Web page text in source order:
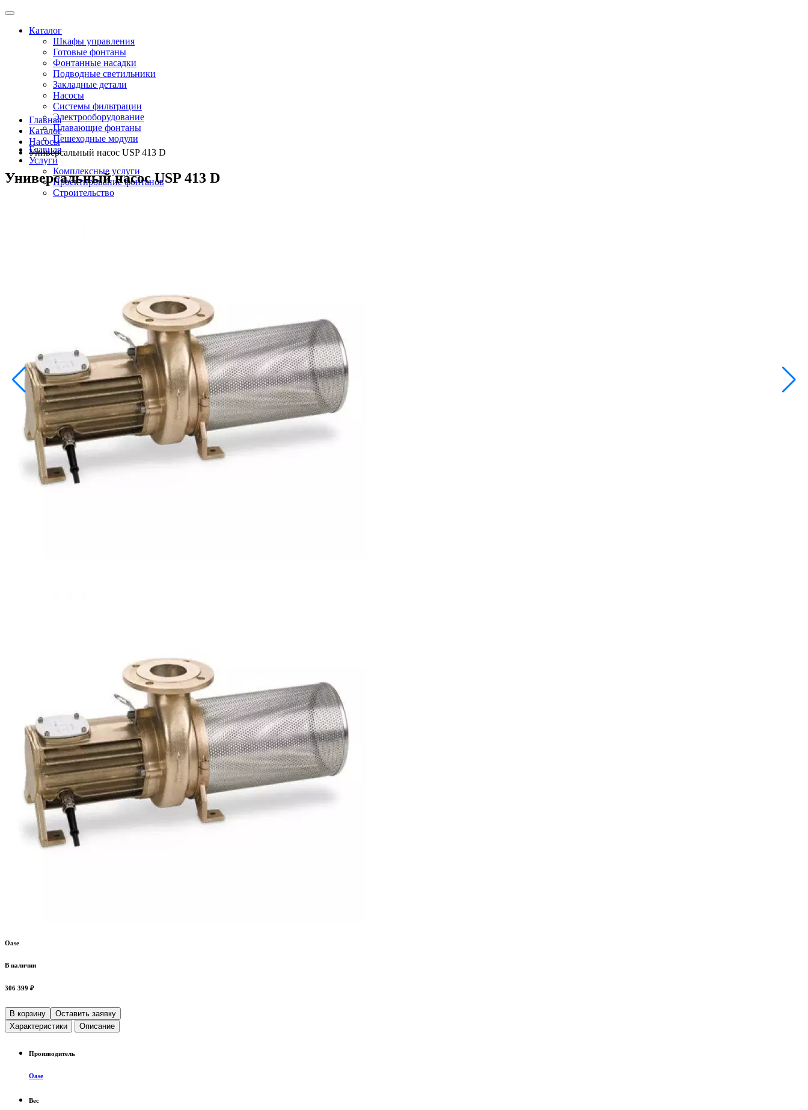
Каталог
Шкафы управления
Готовые фонтаны
Фонтанные насадки
Подводные светильники
Закладные детали
Насосы
Системы фильтрации
Электрооборудование
Плавающие фонтаны
Пешеходные модули
Главная
Услуги
Комплексные услуги
Проектирование фонтанов
Строительство
Шкафы управления
Готовые фонтаны
Фонтанные насадки
Подводные светильники
Закладные детали
Насосы
Системы фильтрации
Электрооборудование
Плавающие фонтаны
Пешеходные модули
Главная
Каталог
Насосы
Универсальный насос USP 413 D
Универсальный насос USP 413 D
Oase
В наличии
306 399 ₽
В корзину
Оставить заявку
Характеристики
Описание
Производитель
Oase
Вес